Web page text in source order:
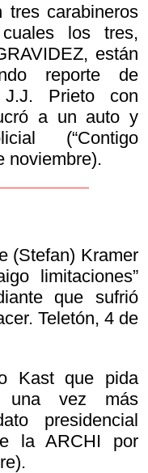
tres carabineros
los tres,
están
reporte de
J.J. Prieto con
a un auto y
(“Contigo
noviembre).
(Stefan) Kramer
limitaciones”
que sufrió
Teletón, 4 de
Kast que pida
una vez más
presidencial
la ARCHI por